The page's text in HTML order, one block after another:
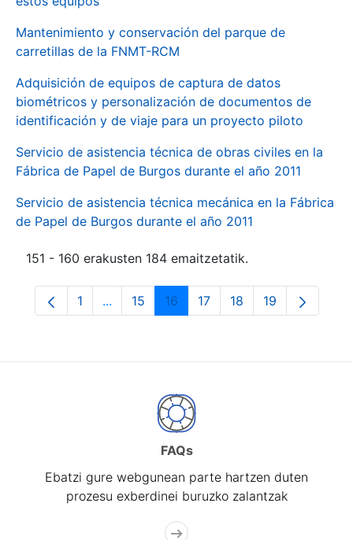
Mantenimiento y conservación del parque de
carretillas de la FNMT-RCM
Adquisición de equipos de captura de datos
biométricos y personalización de documentos de
identificación y de viaje para un proyecto piloto
Servicio de asistencia técnica de obras civiles en la
Fábrica de Papel de Burgos durante el año 2011
Servicio de asistencia técnica mecánica en la Fábrica
de Papel de Burgos durante el año 2011
151 - 160 erakusten 184 emaitzetatik.
Orrialdea
1 ...Intermediate Pages Use TAB to navigate.
Orrialdea
15 Orrialdea
16 Orrialdea
17 Orrialdea
18 Orrialdea
19
FAQs
Ebatzi gure webgunean parte hartzen duten
prozesu exberdinei buruzko zalantzak